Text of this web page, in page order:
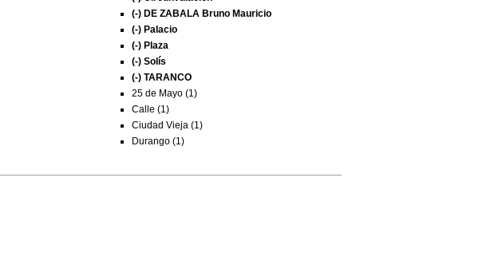
(-) DE ZABALA Bruno Mauricio
(-) Palacio
(-) Plaza
(-) Solís
(-) TARANCO
25 de Mayo (1)
Calle (1)
Ciudad Vieja (1)
Durango (1)